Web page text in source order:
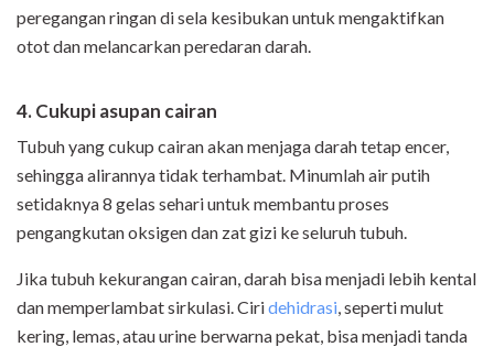
peregangan ringan di sela kesibukan untuk mengaktifkan
otot dan melancarkan peredaran darah.
4. Cukupi asupan cairan
Tubuh yang cukup cairan akan menjaga darah tetap encer,
sehingga alirannya tidak terhambat. Minumlah air putih
setidaknya 8 gelas sehari untuk membantu proses
pengangkutan oksigen dan zat gizi ke seluruh tubuh.
Jika tubuh kekurangan cairan, darah bisa menjadi lebih kental
dan memperlambat sirkulasi. Ciridehidrasi , seperti mulut
kering, lemas, atau urine berwarna pekat, bisa menjadi tanda